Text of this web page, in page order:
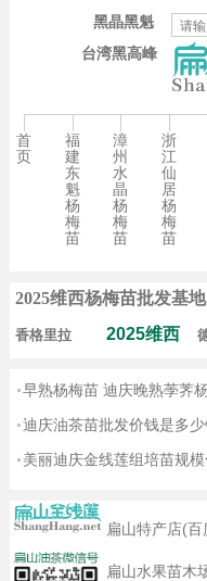
台湾黑高峰
黑晶黑魁
首
页
福
建
东
魁
杨
梅
苗
漳
州
水
晶
杨
梅
苗
浙
江
仙
居
杨
梅
苗
2025维西杨梅苗批发基地
香格里拉 2025维西
早熟杨梅苗 迪庆晚熟荸荠
迪庆油茶苗批发价钱是多
美丽迪庆金线莲组培苗规
扁山特产店(
扁山水果苗木